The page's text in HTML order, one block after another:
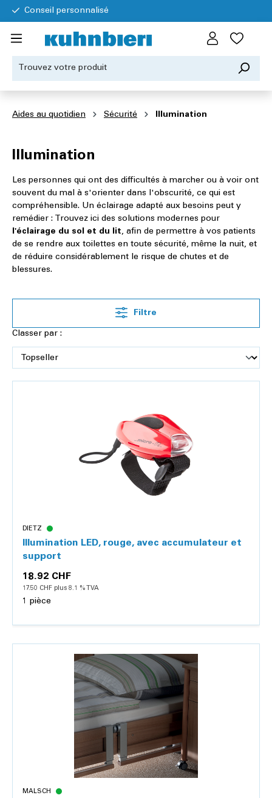
Conseil personnalisé
Aides au quotidien Sécurité Illumination
Illumination
Les personnes qui ont des difficultés à marcher ou à voir ont
souvent du mal à s'orienter dans l'obscurité, ce qui est
compréhensible. Un éclairage adapté aux besoins peut y
remédier : Trouvez ici des solutions modernes pour
l'éclairage du sol et du lit, afin de permettre à vos patients
de se rendre aux toilettes en toute sécurité, même la nuit, et
de réduire considérablement le risque de chutes et de
blessures.
Filtre
Classer par :
DIETZ
Illumination LED, rouge, avec accumulateur et
support
18.92 CHF
17.50 CHF plus 8.1 % TVA
1 pièce
Détails
MALSCH